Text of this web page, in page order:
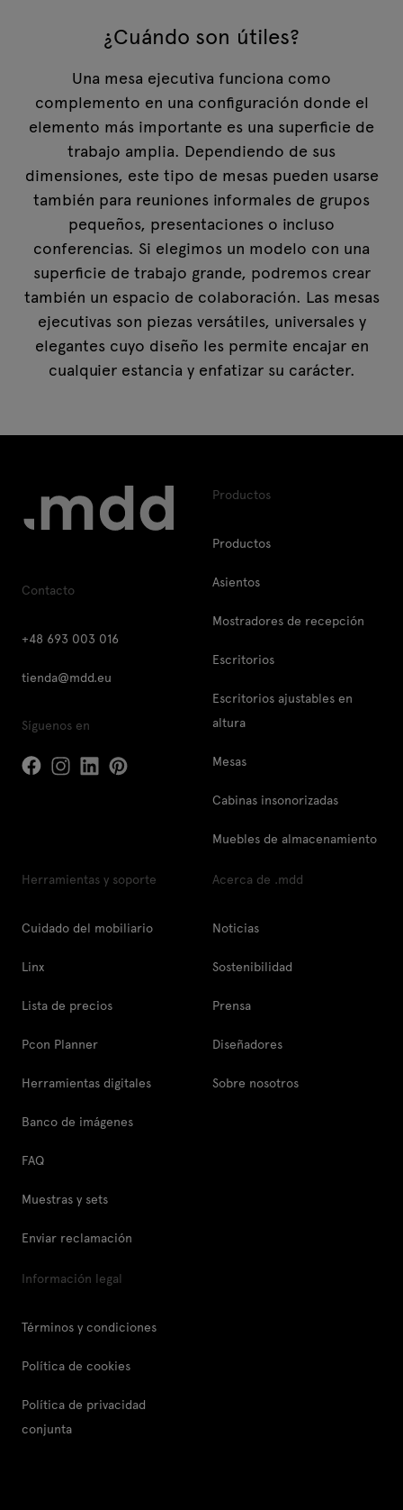
¿Cuándo son útiles?
Una mesa ejecutiva funciona como
complemento en una configuración donde el
elemento más importante es una superficie de
trabajo amplia. Dependiendo de sus
dimensiones, este tipo de mesas pueden usarse
también para reuniones informales de grupos
pequeños, presentaciones o incluso
conferencias. Si elegimos un modelo con una
superficie de trabajo grande, podremos crear
también un espacio de colaboración. Las mesas
ejecutivas son piezas versátiles, universales y
elegantes cuyo diseño les permite encajar en
cualquier estancia y enfatizar su carácter.
Contacto
+48 693 003 016
tienda@mdd.eu
Síguenos en
Productos
Productos
Asientos
Mostradores de recepción
Escritorios
Escritorios ajustables en
altura
Mesas
Cabinas insonorizadas
Muebles de almacenamiento
Herramientas y soporte
Cuidado del mobiliario
Linx
Lista de precios
Pcon Planner
Herramientas digitales
Banco de imágenes
FAQ
Muestras y sets
Enviar reclamación
Acerca de .mdd
Noticias
Sostenibilidad
Prensa
Diseñadores
Sobre nosotros
Información legal
Términos y condiciones
Política de cookies
Política de privacidad
conjunta